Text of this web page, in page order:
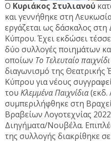
Ο Κυριάκος Στυλιανού
και γεννήθηκε στη
εργάζεται ως δάσκαλος
Κύπρου. Έχει εκδώσει
δύο συλλογές ποιημάτων
οποίων Το Τελευταίο παιχνίδι
διαγωνισμό της
Κύπρου για νέους
του Κλεμμένα Παιχνίδια(εκδ.
συμπεριλήφθηκε στη
Βραβείων Λογοτεχνίας
Διηγήματα/Νουβέλα.
της συλλογής διακρίθηκε